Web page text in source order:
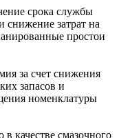
срока службы
снижение затрат на
простои
за счет снижения
запасов и
номенклатуры
качестве смазочного